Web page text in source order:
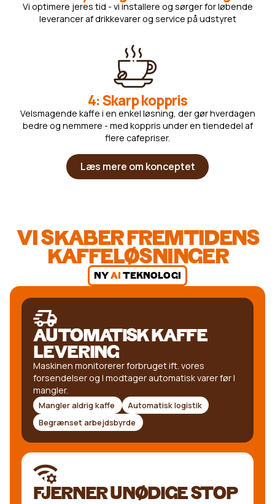
Vi optimere jeres tid - vi installere og sørger for løbende
leverancer af drikkevarer og service på udstyret
4: Skarp koppris
Velsmagende kaffe i en enkel løsning, der gør hverdagen
bedre og nemmere - med koppris under en tiendedel af
flere cafepriser.
Læs mere om konceptet
VI SKABER FREMTIDENS
KAFFELØSNINGER
NYAI TEKNOLOGI
AUTOMATISK KAFFE
LEVERING
Maskinen monitorerer forbruget ift. vores
forsendelser og I modtager automatisk varer før I
mangler.
Mangler aldrig kaffe
Automatisk logistik
Begrænset arbejdsbyrde
FJERNER UNØDIGE STOP